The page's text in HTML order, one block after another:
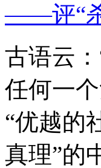
——评“
古语云
任何一
“优越的
真理”的